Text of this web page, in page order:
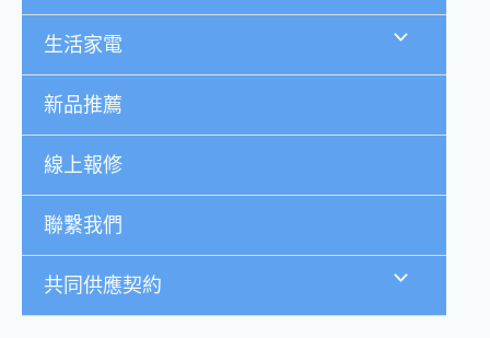
生活家電
新品推薦
線上報修
聯繫我們
共同供應契約